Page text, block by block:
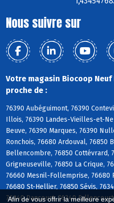
Afin de vous offrir la meilleure
Nous suivre sur
Votre magasin Biocoop Neuf
proche de :
76390 Aubéguimont, 76390
Illois, 76390 Landes-Vieilles-et-
Beuve, 76390 Marques, 76390
Ronchois, 76680 Ardouval, 76850
Bellencombre, 76850 Cottévrard,
Grigneuseville, 76850 La Crique,
76660 Mesnil-Follemprise, 76680
76680 St-Hellier, 76850 Sévis,
76340 Dancourt, 76340